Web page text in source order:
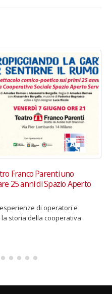
Franco Parenti uno
25 anni di Spazio Aperto
di operatori e
storia della cooperativa